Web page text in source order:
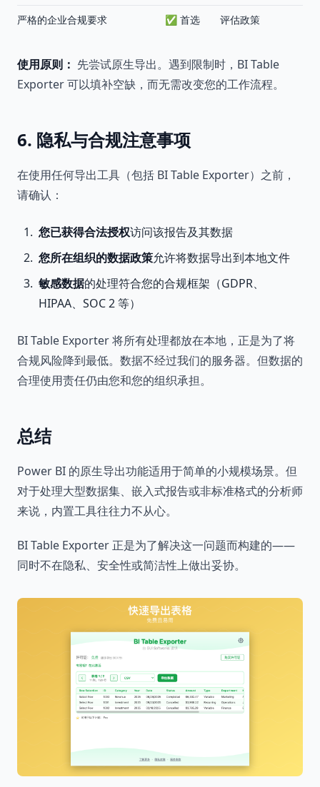
严格的企业合规要求 ✅ 首选 评估政策
使用原则： 先尝试原生导出。遇到限制时，BI Table
Exporter 可以填补空缺，而无需改变您的工作流程。
6. 隐私与合规注意事项
在使用任何导出工具（包括 BI Table Exporter）之前，
请确认：
您已获得合法授权访问该报告及其数据
您所在组织的数据政策允许将数据导出到本地文件
敏感数据的处理符合您的合规框架（GDPR、
HIPAA、SOC 2 等）
BI Table Exporter 将所有处理都放在本地，正是为了将
合规风险降到最低。数据不经过我们的服务器。但数据的
合理使用责任仍由您和您的组织承担。
总结
Power BI 的原生导出功能适用于简单的小规模场景。但
对于处理大型数据集、嵌入式报告或非标准格式的分析师
来说，内置工具往往力不从心。
BI Table Exporter 正是为了解决这一问题而构建的——
同时不在隐私、安全性或简洁性上做出妥协。